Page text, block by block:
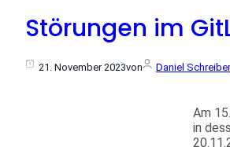
Störungen im
21. November 2023von Daniel Schreiber
Am
in